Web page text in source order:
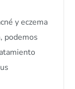
y eczema
podemos